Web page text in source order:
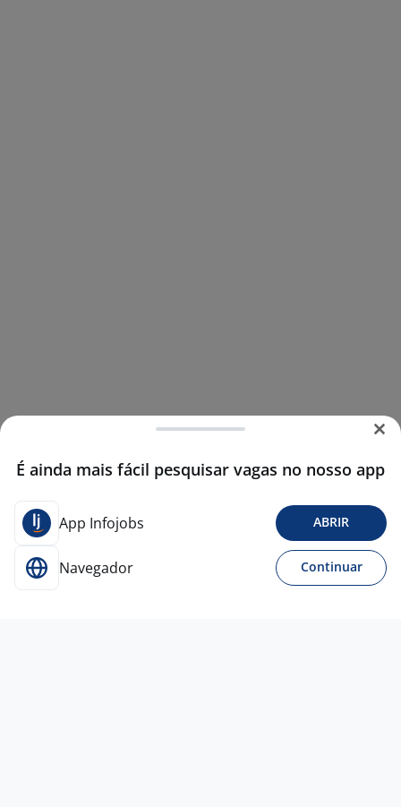
É ainda mais fácil pesquisar vagas no nosso app
App Infojobs ABRIR
Navegador Continuar